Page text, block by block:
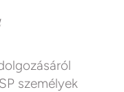
személyek